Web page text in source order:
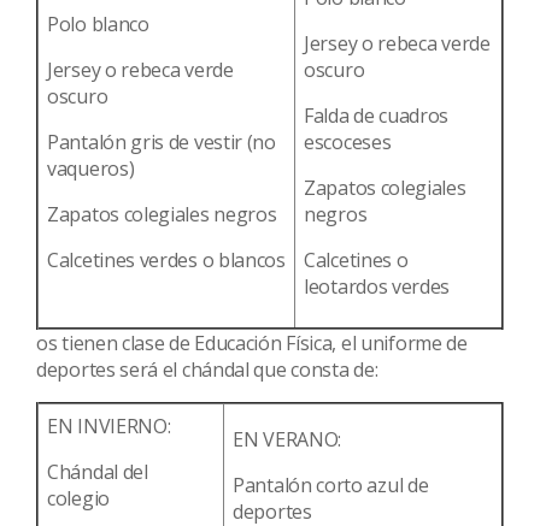
Polo blanco
Jersey o rebeca verde
oscuro
Pantalón gris de vestir (no
vaqueros)
Zapatos colegiales negros
Calcetines verdes o blancos
Jersey o rebeca verde
oscuro
Falda de cuadros
escoceses
Zapatos colegiales
negros
Calcetines o
leotardos verdes
os tienen clase de Educación Física, el uniforme de
deportes será el chándal que consta de:
EN INVIERNO:
Chándal del
colegio
EN VERANO:
Pantalón corto azul de
deportes